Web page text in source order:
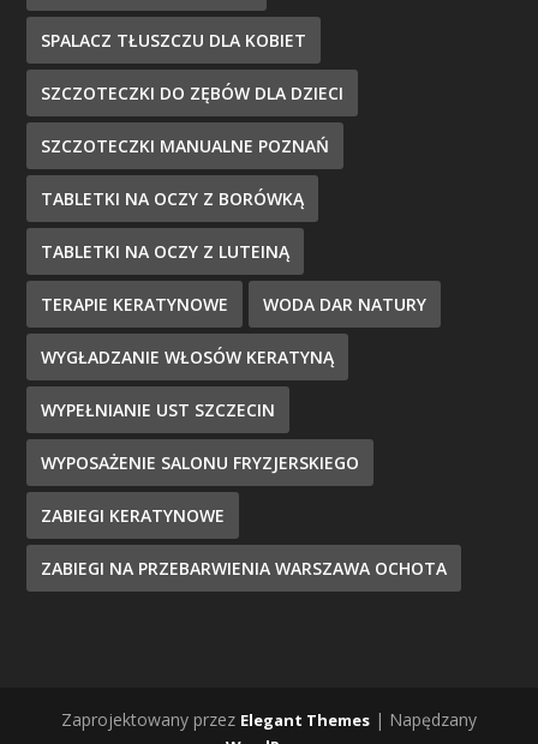
SPALACZ TŁUSZCZU DLA KOBIET
SZCZOTECZKI DO ZĘBÓW DLA DZIECI
SZCZOTECZKI MANUALNE POZNAŃ
TABLETKI NA OCZY Z BORÓWKĄ
TABLETKI NA OCZY Z LUTEINĄ
TERAPIE KERATYNOWE WODA DAR NATURY
WYGŁADZANIE WŁOSÓW KERATYNĄ
WYPEŁNIANIE UST SZCZECIN
WYPOSAŻENIE SALONU FRYZJERSKIEGO
ZABIEGI KERATYNOWE
ZABIEGI NA PRZEBARWIENIA WARSZAWA OCHOTA
Zaprojektowany przez Elegant Themes | Napędzany